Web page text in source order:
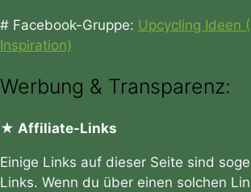
# Facebook-Gruppe: Upcycling Ideen
Inspiration)
Werbung & Transparenz:
★ Affiliate-Links
Einige Links auf dieser Seite sind
Links. Wenn du über einen solchen